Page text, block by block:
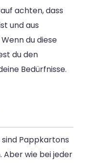
achten, dass
und aus
du diese
du den
Bedürfnisse.
Pappkartons
Aber wie bei jeder